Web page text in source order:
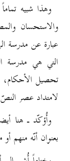
وهذا شبيه
والاستحسان
عبارة عن مدرسة
التي هي مدرسة
تحصيل الأحكام،
لامتداد عصر
وأُؤكّد ـ هنا
بعنوان أنّه منهم